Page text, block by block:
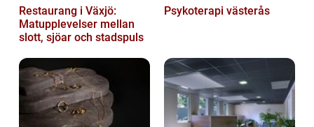
Restaurang i Växjö:
Matupplevelser mellan
slott, sjöar och stadspuls
Psykoterapi västerås